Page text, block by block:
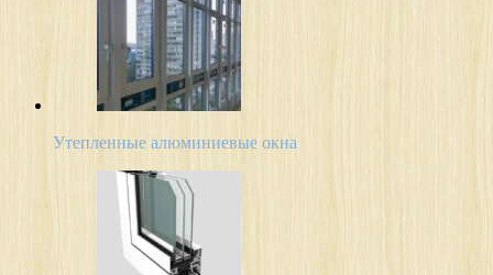
Утепленные алюминиевые окна